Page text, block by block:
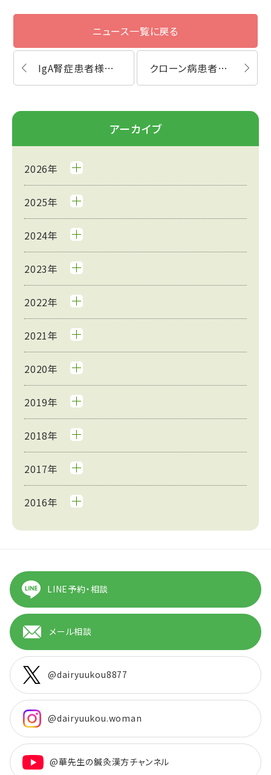
ニュース一覧に戻る
IgA腎症患者様の鍼灸漢方治療体験談 クローン病患者様の鍼灸漢方治療体験談
アーカイブ
2026年
2025年
2024年
2023年
2022年
2021年
2020年
2019年
2018年
2017年
2016年
LINE予約・相談
メール相談
@dairyuukou8877
@dairyuukou.woman
@華先生の鍼灸漢方チャンネル